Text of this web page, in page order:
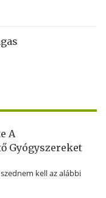
A
Gyógyszereket
kell az alábbi